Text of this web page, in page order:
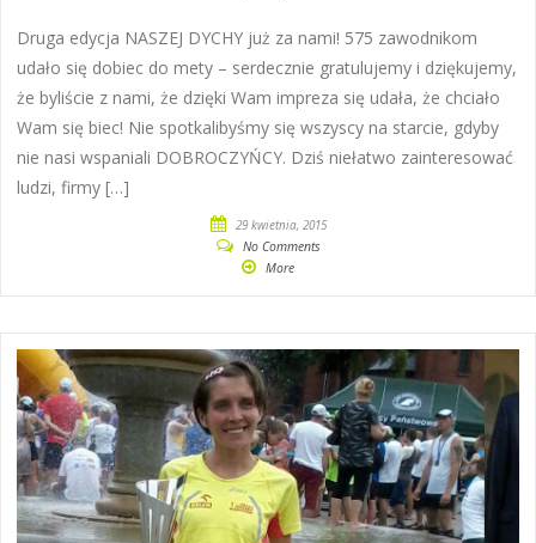
Druga edycja NASZEJ DYCHY już za nami! 575 zawodnikom
udało się dobiec do mety – serdecznie gratulujemy i dziękujemy,
że byliście z nami, że dzięki Wam impreza się udała, że chciało
Wam się biec! Nie spotkalibyśmy się wszyscy na starcie, gdyby
nie nasi wspaniali DOBROCZYŃCY. Dziś niełatwo zainteresować
ludzi, firmy […]
29 kwietnia, 2015
No Comments
More